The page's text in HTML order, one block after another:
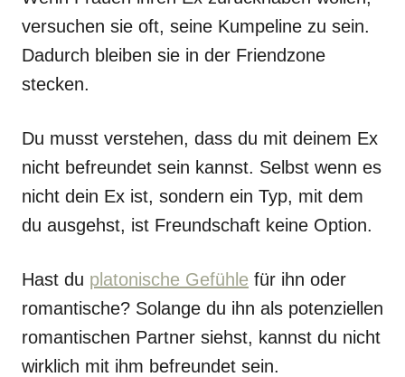
versuchen sie oft, seine Kumpeline zu sein.
Dadurch bleiben sie in der Friendzone
stecken.
Du musst verstehen, dass du mit deinem Ex
nicht befreundet sein kannst. Selbst wenn es
nicht dein Ex ist, sondern ein Typ, mit dem
du ausgehst, ist Freundschaft keine Option.
Hast du platonische Gefühle für ihn oder
romantische? Solange du ihn als potenziellen
romantischen Partner siehst, kannst du nicht
wirklich mit ihm befreundet sein.